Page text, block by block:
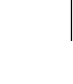
Hauptinhalt